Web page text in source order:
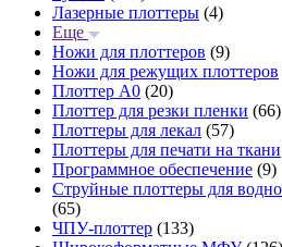
Лазерные плоттеры (4)
Еще
Ножи для плоттеров (9)
Ножи для режущих плоттеров
Плоттер А0 (20)
Плоттер для резки пленки (66)
Плоттеры для лекал (57)
Плоттеры для печати на ткани
Программное обеспечение (9)
Струйные плоттеры для
(65)
ЧПУ-плоттер (133)